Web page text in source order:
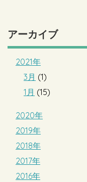
アーカイブ
2021年
3月 (1)
1月 (15)
2020年
2019年
2018年
2017年
2016年